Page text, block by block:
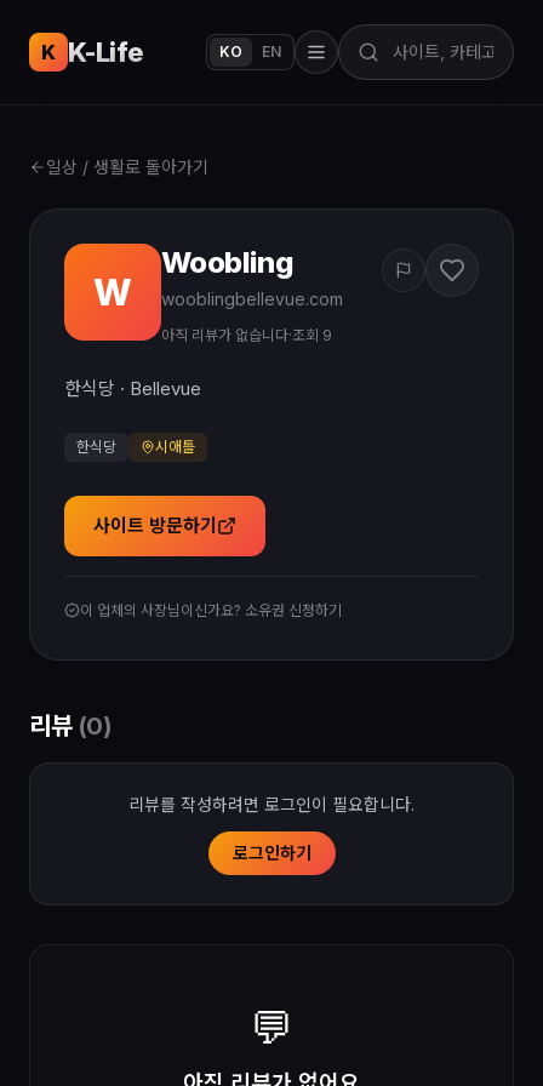
K K-Life KO EN
일상 / 생활로 돌아가기
W
Woobling
wooblingbellevue.com
아직 리뷰가 없습니다·조회 9
한식당 · Bellevue
한식당 시애틀
사이트 방문하기
이 업체의 사장님이신가요? 소유권 신청하기
리뷰 (0)
리뷰를 작성하려면 로그인이 필요합니다.
로그인하기
💬